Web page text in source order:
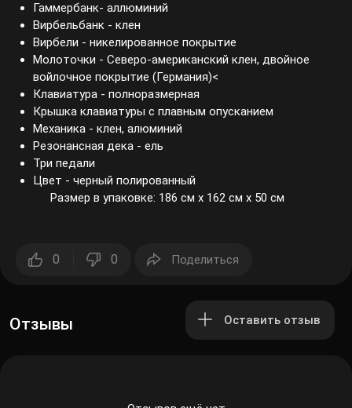
Гаммербанк- аллюминий
Вирбельбанк - клен
Вирбели - никелированное покрытие
Молоточки - Северо-американский клен, двойное
войлочное покрытие (Германия)<
Клавиатура - полноразмерная
Крышка клавиатуры с плавным опусканием
Механика - клен, алюминий
Резонансная дека - ель
Три педали
Цвет - черный полированный
Размер в упаковке: 186 см х 162 см х 50 см
0 0 Поделиться
Отзывы Оставить отзыв